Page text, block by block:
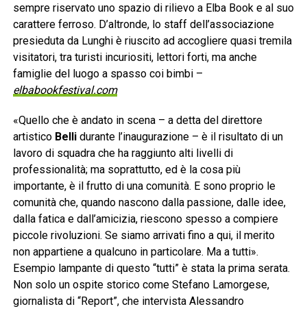
sempre riservato uno spazio di rilievo a Elba Book e al suo
carattere ferroso. D’altronde, lo staff dell’associazione
presieduta da Lunghi è riuscito ad accogliere quasi tremila
visitatori, tra turisti incuriositi, lettori forti, ma anche
famiglie del luogo a spasso coi bimbi –
elbabookfestival.com
«Quello che è andato in scena – a detta del direttore
artistico Bellidurante l’inaugurazione – è il risultato di un
lavoro di squadra che ha raggiunto alti livelli di
professionalità; ma soprattutto, ed è la cosa più
importante, è il frutto di una comunità. E sono proprio le
comunità che, quando nascono dalla passione, dalle idee,
dalla fatica e dall’amicizia, riescono spesso a compiere
piccole rivoluzioni. Se siamo arrivati fino a qui, il merito
non appartiene a qualcuno in particolare. Ma a tutti».
Esempio lampante di questo “tutti” è stata la prima serata.
Non solo un ospite storico come Stefano Lamorgese,
giornalista di “Report”, che intervista Alessandro